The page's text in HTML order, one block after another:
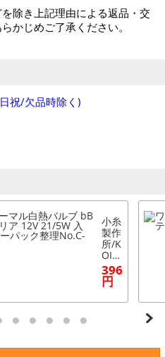
除き上記理由による返品・交
かじめご了承ください。
祝/欠品時除く)
小糸
製作
所/K
OIT
O ノ
ーマ
ル白
熱バ
ルー
396
円